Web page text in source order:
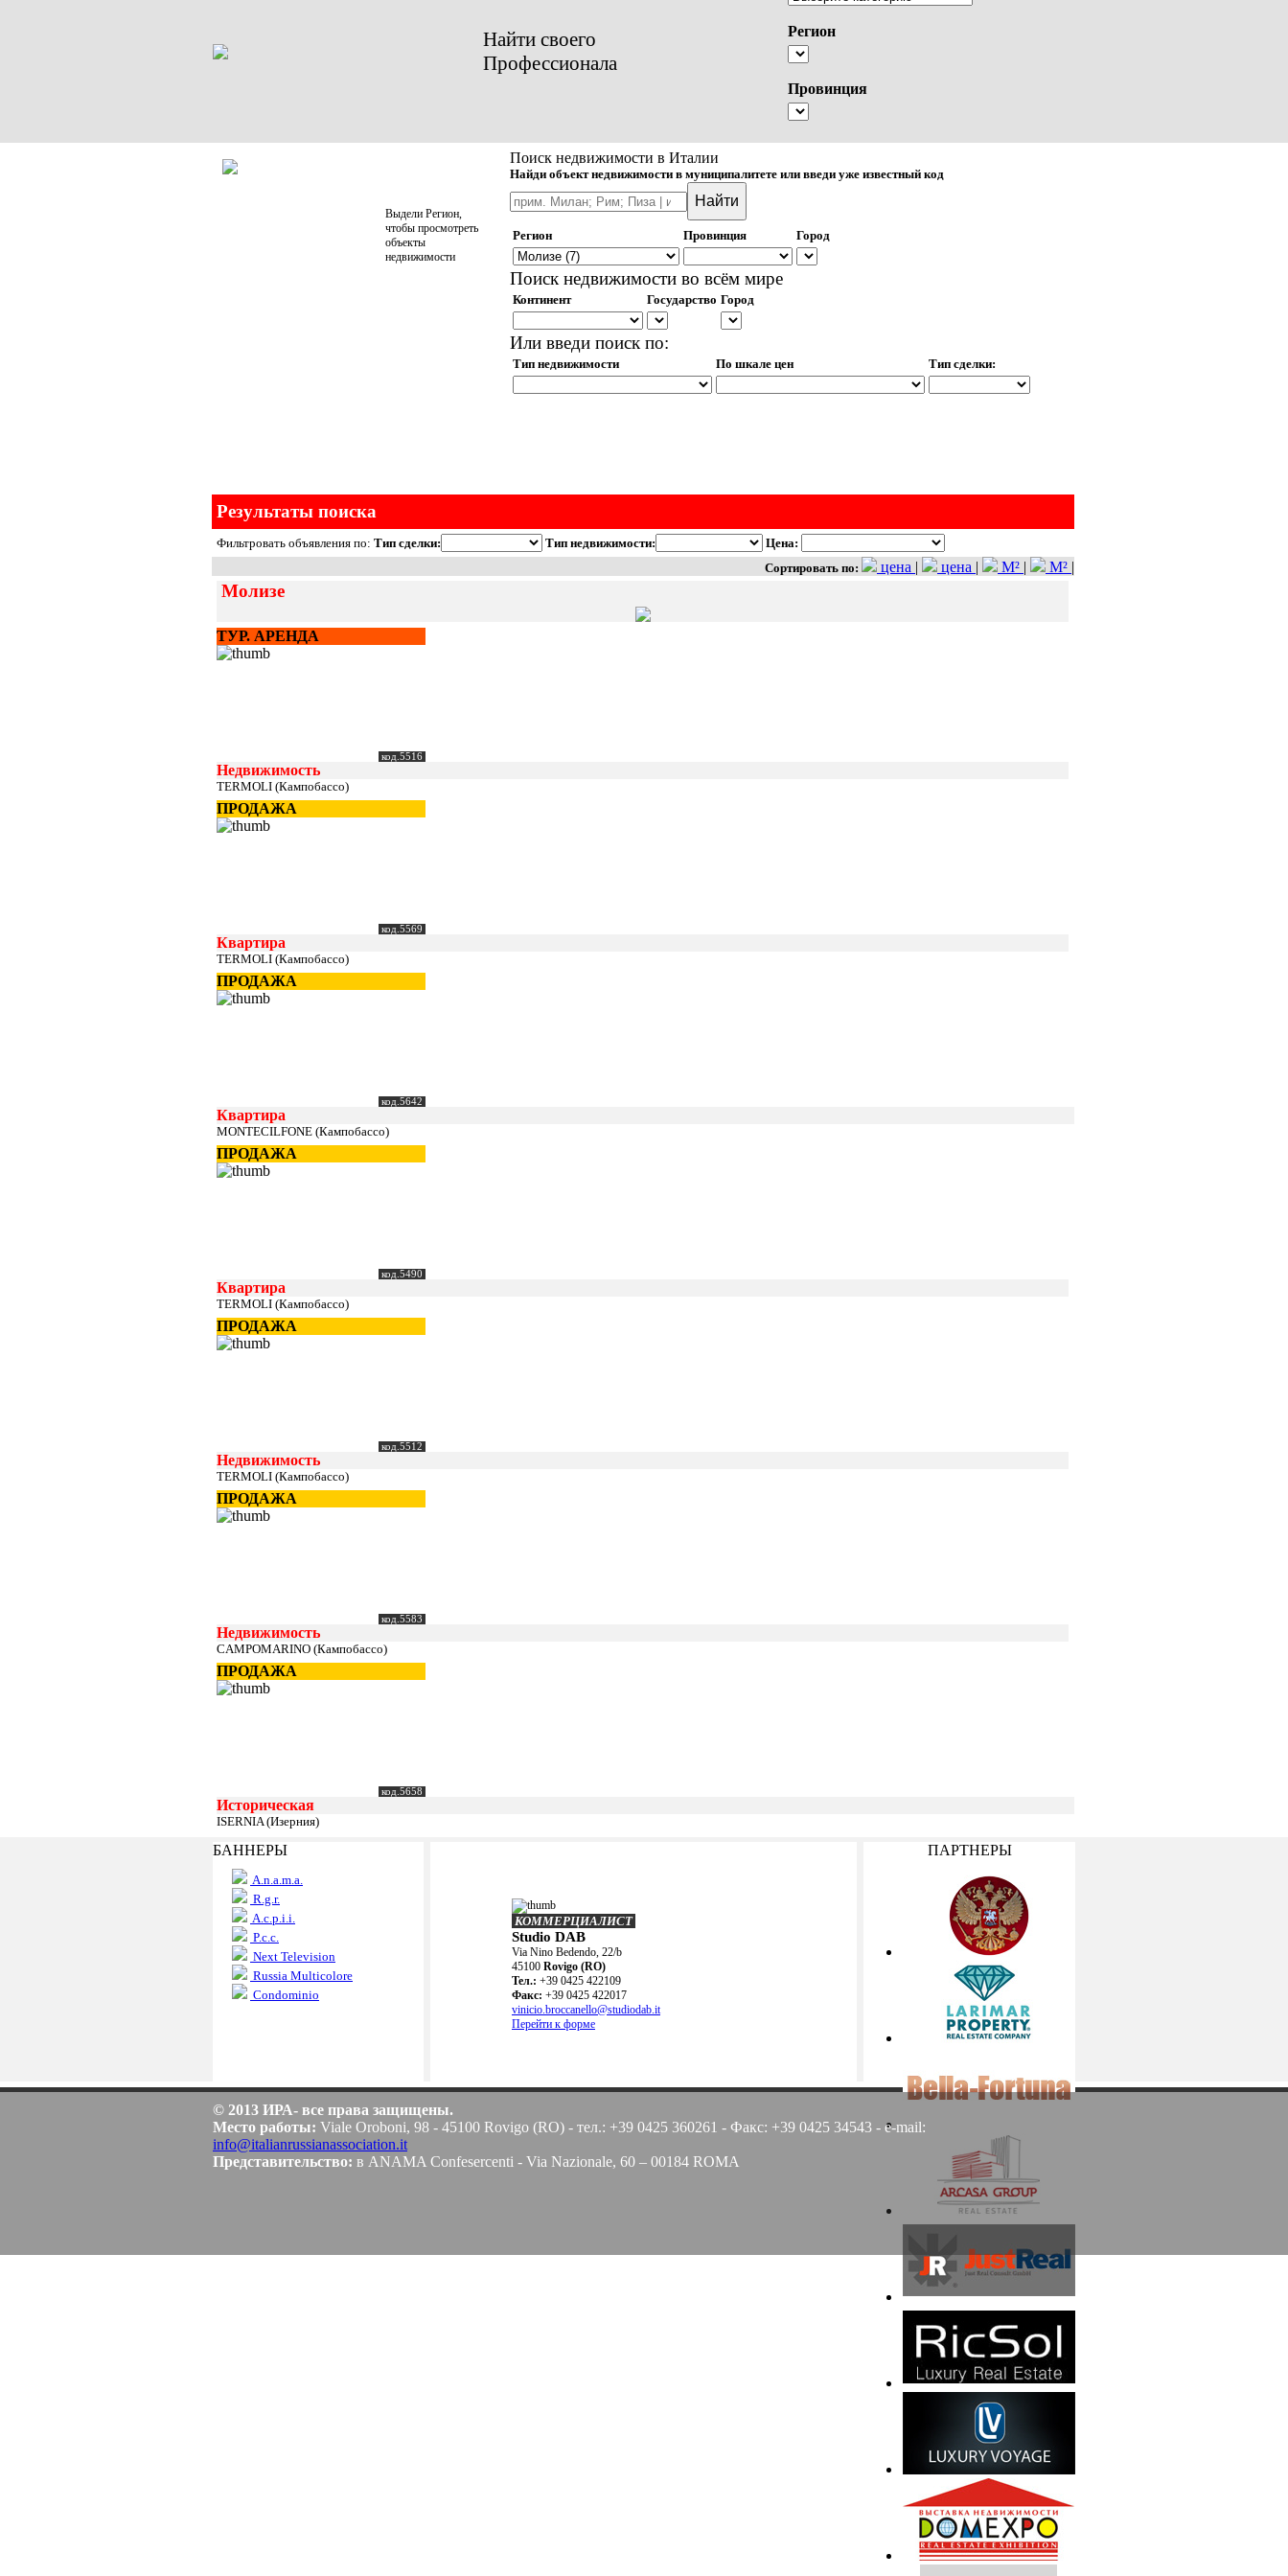
Найти своего
Профессионала
Регион
Провинция
Выдели Регион,
чтобы просмотреть
объекты
недвижимости
Поиск недвижимости в Италии
Найди объект недвижимости в муниципалитете или введи уже известный код
Регион Провинция Город
Поиск недвижимости во всём мире
Континент Государство Город
Или введи поиск по:
Тип недвижимости По шкале цен Тип сделки:
Результаты поиска
Фильтровать объявления по: Тип сделки: Тип недвижимости:
Цена:
Сортировать по:
цена | цена | M² | M² |
Молизе
ТУР. АРЕНДА
код.5516
Недвижимость
TERMOLI (Кампобассо)
ПРОДАЖА
код.5569
Квартира
TERMOLI (Кампобассо)
ПРОДАЖА
код.5642
Квартира
MONTECILFONE (Кампобассо)
ПРОДАЖА
код.5490
Квартира
TERMOLI (Кампобассо)
ПРОДАЖА
код.5512
Недвижимость
TERMOLI (Кампобассо)
ПРОДАЖА
код.5583
Недвижимость
CAMPOMARINO (Кампобассо)
ПРОДАЖА
код.5658
Историческая
ISERNIA (Изерния)
БАННЕРЫ
A.n.a.m.a.
R.g.r.
A.c.p.i.i.
P.c.c.
Next Television
Russia Multicolore
Condominio
КОММЕРЦИАЛИСТ
Studio DAB
Via Nino Bedendo, 22/b
45100 Rovigo (RO)
Teл.: +39 0425 422109
Факс: +39 0425 422017
vinicio.broccanello@studiodab.it
Перейти к форме
ПАРТНЕРЫ
© 2013 ИРА- все права защищены.
Место работы: Viale Oroboni, 98 - 45100 Rovigo (RO) - тел.: +39 0425 360261 - Факс: +39 0425 34543 - e-mail:
info@italianrussianassociation.it
Представительство: в ANAMA Confesercenti - Via Nazionale, 60 – 00184 ROMA